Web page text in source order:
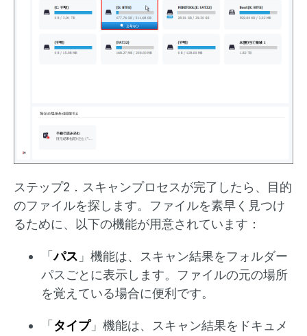
ステップ2．スキャンプロセスが完了したら、目的
のファイルを探します。ファイルを素早く見つけ
るために、以下の機能が用意されています：
「パス 」機能は、スキャン結果をフォルダー
パスごとに表示します。ファイルの元の場所
を覚えている場合に便利です。
「 タイプ」機能は、スキャン結果をドキュメ